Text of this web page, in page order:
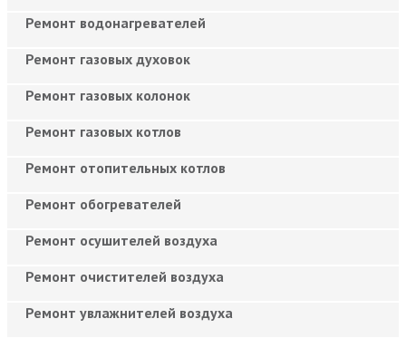
Ремонт водонагревателей
Ремонт газовых духовок
Ремонт газовых колонок
Ремонт газовых котлов
Ремонт отопительных котлов
Ремонт обогревателей
Ремонт осушителей воздуха
Ремонт очистителей воздуха
Ремонт увлажнителей воздуха